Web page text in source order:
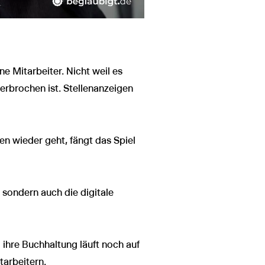
Mitarbeiter. Nicht weil es
ist. Stellenanzeigen
wieder geht, fängt das Spiel
auch die digitale
Buchhaltung läuft noch auf